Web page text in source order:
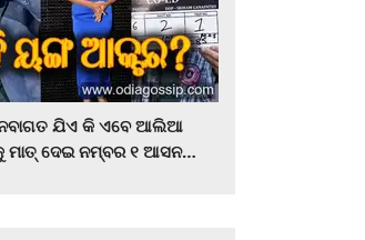
ଯିଏ କି ଏବେ ଆଲିଆ
ମାତ୍‌ ଦେଇ ନମ୍ବର ୧ ଆସନ